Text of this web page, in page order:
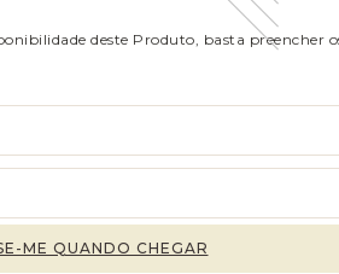
deste Produto, basta preencher